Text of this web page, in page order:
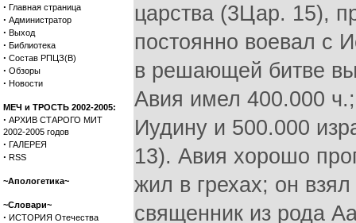
· Главная страница
· Администратор
· Выход
· Библиотека
· Состав РПЦЗ(В)
· Обзоры
· Новости
МЕЧ и ТРОСТЬ 2002-2005:
· АРХИВ СТАРОГО МИТ
2002-2005 годов
· ГАЛЕРЕЯ
· RSS
~Апологетика~
~Словари~
· ИСТОРИЯ Отечества
царства (3Цар. 15),
постоянно воевал с
в решающей битве
Авия имел 400.000
Иудину и 500.000
13). Авия хорошо
жил в грехах; он
священник из рода